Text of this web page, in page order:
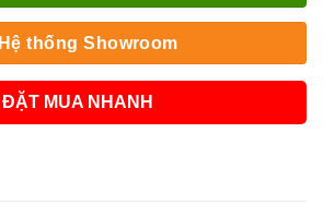
Hệ thống Showroom
ĐẶT MUA NHANH